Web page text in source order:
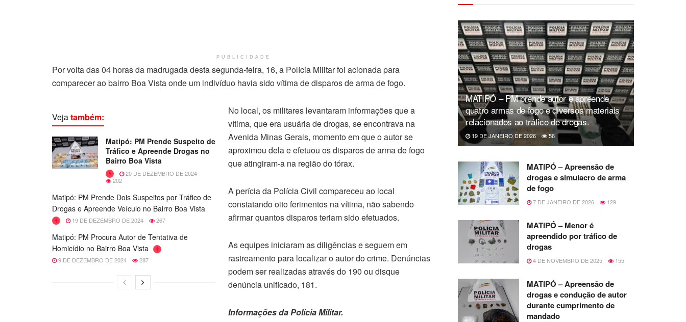
PUBLICIDADE
Por volta das 04 horas da madrugada desta segunda-feira, 16, a Polícia Militar foi acionada para
comparecer ao bairro Boa Vista onde um indivíduo havia sido vítima de disparos de arma de fogo.
Vejatambém:
Matipó: PM Prende Suspeito de
Tráfico e Apreende Drogas no
Bairro Boa Vista
20 DE DEZEMBRO DE 2024
202
Matipó: PM Prende Dois Suspeitos por Tráfico de
Drogas e Apreende Veículo no Bairro Boa Vista
19 DE DEZEMBRO DE 2024 267
Matipó: PM Procura Autor de Tentativa de
Homicídio no Bairro Boa Vista
9 DE DEZEMBRO DE 2024 287
No local, os militares levantaram informações que a
vítima, que era usuária de drogas, se encontrava na
Avenida Minas Gerais, momento em que o autor se
aproximou dela e efetuou os disparos de arma de fogo
que atingiram-a na região do tórax.
A perícia da Polícia Civil compareceu ao local
constatando oito ferimentos na vítima, não sabendo
afirmar quantos disparos teriam sido efetuados.
As equipes iniciaram as diligências e seguem em
rastreamento para localizar o autor do crime. Denúncias
podem ser realizadas através do 190 ou disque
denúncia unificado, 181.
Informações da Polícia Militar.
MATIPÓ – PM prende autor e apreende
quatro armas de fogo e diversos materiais
relacionados ao tráfico de drogas.
19 DE JANEIRO DE 2026 56
MATIPÓ – Apreensão de
drogas e simulacro de arma
de fogo
7 DE JANEIRO DE 2026 129
MATIPÓ – Menor é
apreendido por tráfico de
drogas
4 DE NOVEMBRO DE 2025 155
MATIPÓ – Apreensão de
drogas e condução de autor
durante cumprimento de
mandado